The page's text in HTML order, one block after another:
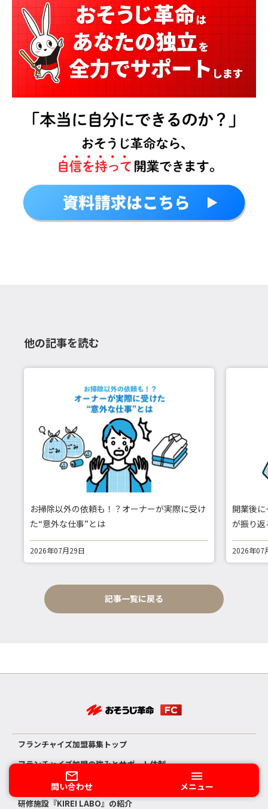
他の記事を読む
お掃除以外の依頼も！？オーナーが実際に受け
た“意外な仕事”とは
2026年07月29日
開業後
が振り
2026年07
記事一覧に戻る
問い合わせ メニュー
フランチャイズ加盟募集トップ
フランチャイズ加盟の強みとサポート体制
フランチャイズ開業までの流れ
研修施設『KIREI LABO』の紹介